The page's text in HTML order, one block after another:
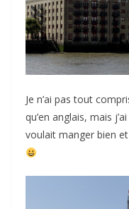
Je n’ai pas tout
qu’en anglais, mais
voulait manger bien